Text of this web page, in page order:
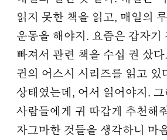
읽지 못한 책을 읽고, 매일의
운동을 해야지. 요즘은 갑자기
빠져서 관련 책을 수십 권 샀
귄의 어스시 시리즈를 읽고 있
상태였는데, 어서 읽어야지.
사람들에게 귀 따갑게 추천해
자그마한 것들을 생각하니 마